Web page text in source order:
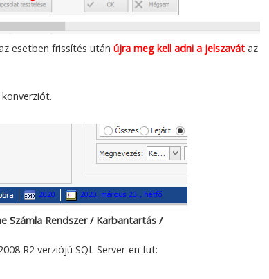
esetben frissítés utánújra meg kell adni a jelszavát az
Számla Rendszer / Karbantartás /
R2 verziójú SQL Server-en fut: